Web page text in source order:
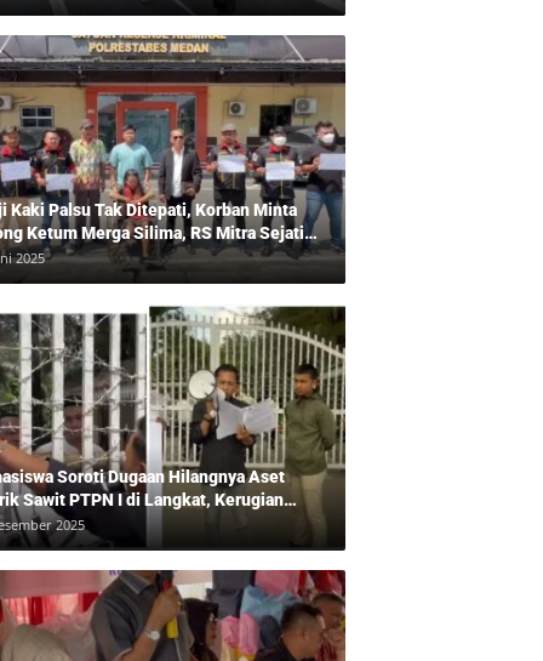
Kaki Palsu Tak Ditepati, Korban Minta
Ketum Merga Silima, RS Mitra Sejati
Kuasa Hukum, Hans Silalahi
Julita Cari Keadilan
2025
Soroti Dugaan Hilangnya Aset
Sawit PTPN I di Langkat, Kerugian
Ditaksir Rp20 Miliar
2025